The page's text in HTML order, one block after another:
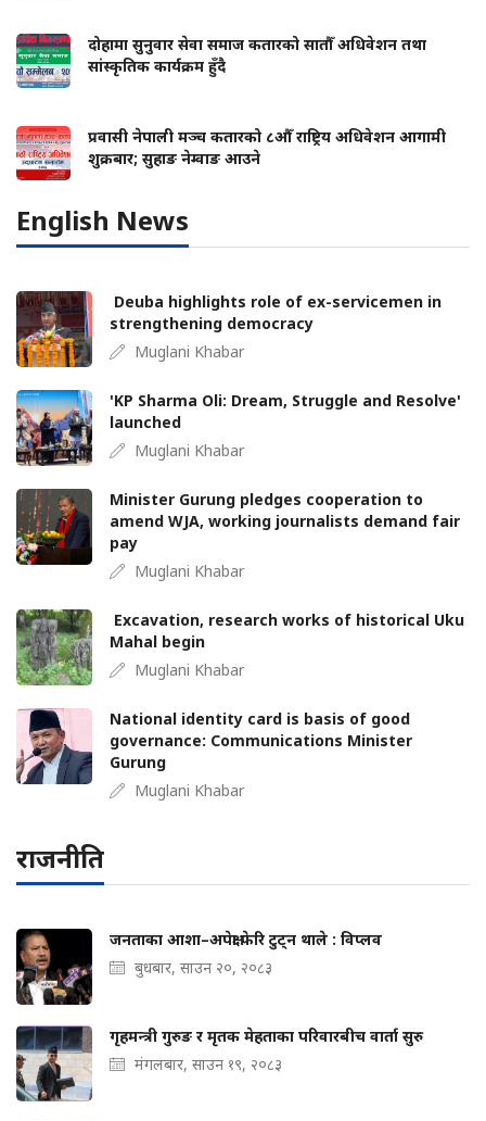
दोहामा सुनुवार सेवा समाज कतारको सातौँ अधिवेशन तथा
सांस्कृतिक कार्यक्रम हुँदै
प्रवासी नेपाली मञ्च कतारको ८औँ राष्ट्रिय अधिवेशन आगामी
शुक्रबार; सुहाङ नेम्वाङ आउने
English News
Deuba highlights role of ex-servicemen in
strengthening democracy
Muglani Khabar
'KP Sharma Oli: Dream, Struggle and Resolve'
launched
Muglani Khabar
Minister Gurung pledges cooperation to
amend WJA, working journalists demand fair
pay
Muglani Khabar
Excavation, research works of historical Uku
Mahal begin
Muglani Khabar
National identity card is basis of good
governance: Communications Minister
Gurung
Muglani Khabar
राजनीति
जनताका आशा–अपेक्षा फेरि टुट्न थाले : विप्लव
बुधबार, साउन २०, २०८३
गृहमन्त्री गुरुङ र मृतक मेहताका परिवारबीच वार्ता सुरु
मंगलबार, साउन १९, २०८३